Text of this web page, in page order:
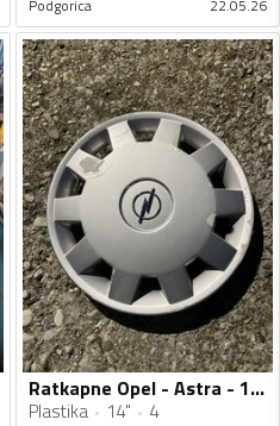
Podgorica 22.05.26
Ratkapne Opel - Astra - 14" - 4 kom.
Plastika 14" 4